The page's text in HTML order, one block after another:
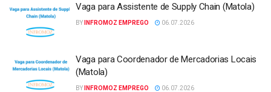
Vaga para Assistente de Supply Chain (Matola)
BY INFROMOZ EMPREGO 06.07.2026
Vaga para Coordenador de Mercadorias Locais
(Matola)
BY INFROMOZ EMPREGO 06.07.2026